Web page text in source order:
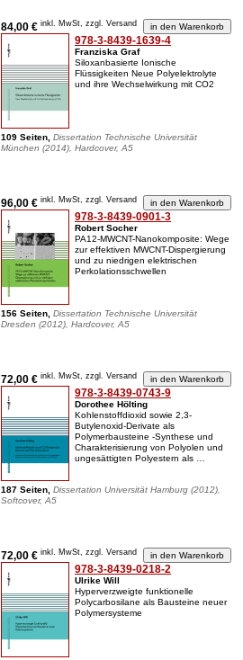
84,00 € inkl. MwSt, zzgl. Versand
978-3-8439-1639-4
Franziska Graf
Siloxanbasierte Ionische
Flüssigkeiten Neue Polyelektrolyte
und ihre Wechselwirkung mit CO2
109 Seiten, Dissertation Technische Universität
München (2014), Hardcover, A5
96,00 € inkl. MwSt, zzgl. Versand
978-3-8439-0901-3
Robert Socher
PA12-MWCNT-Nanokomposite: Wege
zur effektiven MWCNT-Dispergierung
und zu niedrigen elektrischen
Perkolationsschwellen
156 Seiten, Dissertation Technische Universität
Dresden (2012), Hardcover, A5
72,00 € inkl. MwSt, zzgl. Versand
978-3-8439-0743-9
Dorothee Hölting
Kohlenstoffdioxid sowie 2,3-
Butylenoxid-Derivate als
Polymerbausteine -Synthese und
Charakterisierung von Polyolen und
ungesättigten Polyestern als …
187 Seiten, Dissertation Universität Hamburg (2012),
Softcover, A5
72,00 € inkl. MwSt, zzgl. Versand
978-3-8439-0218-2
Ulrike Will
Hyperverzweigte funktionelle
Polycarbosilane als Bausteine neuer
Polymersysteme